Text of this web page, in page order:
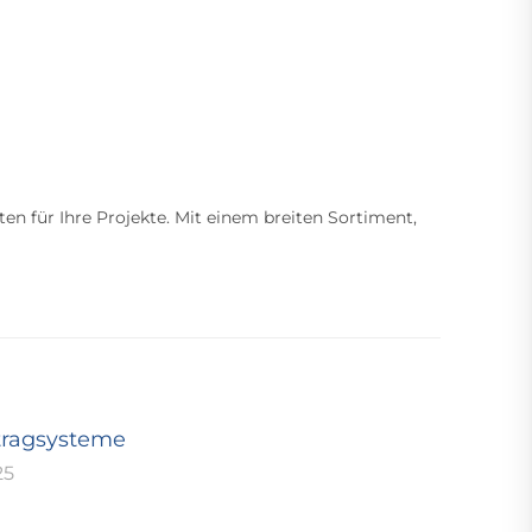
für Ihre Projekte. Mit einem breiten Sortiment,